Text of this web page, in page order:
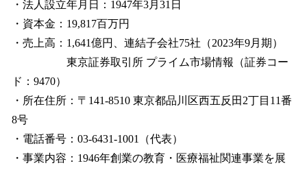
・法人設立年月日：1947年3月31日
・資本金：19,817百万円
・売上高：1,641億円、連結子会社75社（2023年9月期）
東京証券取引所 プライム市場情報（証券コー
ド：9470）
・所在住所：〒141-8510 東京都品川区西五反田2丁目11番
8号
・電話番号：03-6431-1001（代表）
・事業内容：1946年創業の教育・医療福祉関連事業を展